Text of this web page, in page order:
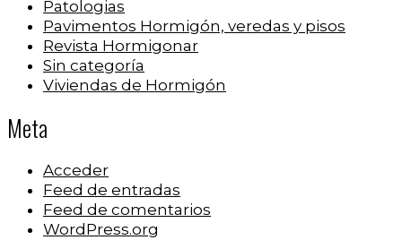
Patologias
Pavimentos Hormigón, veredas y pisos
Revista Hormigonar
Sin categoría
Viviendas de Hormigón
Meta
Acceder
Feed de entradas
Feed de comentarios
WordPress.org